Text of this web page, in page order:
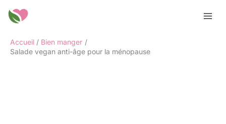
Accueil
Bien manger
Salade vegan anti-âge pour la ménopause